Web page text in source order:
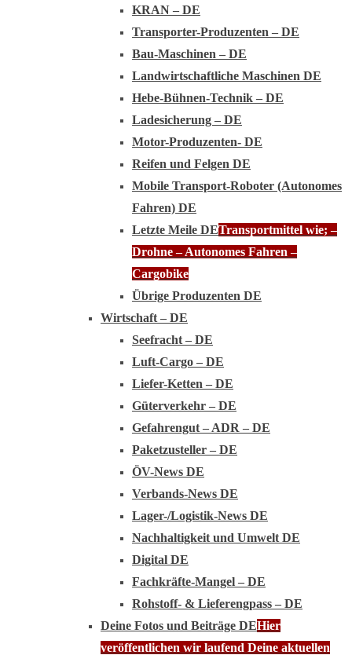
KRAN – DE
Transporter-Produzenten – DE
Bau-Maschinen – DE
Landwirtschaftliche Maschinen DE
Hebe-Bühnen-Technik – DE
Ladesicherung – DE
Motor-Produzenten- DE
Reifen und Felgen DE
Mobile Transport-Roboter (Autonomes
Fahren) DE
Letzte Meile DETransportmittel wie; –
Drohne – Autonomes Fahren –
Cargobike
Übrige Produzenten DE
Wirtschaft – DE
Seefracht – DE
Luft-Cargo – DE
Liefer-Ketten – DE
Güterverkehr – DE
Gefahrengut – ADR – DE
Paketzusteller – DE
ÖV-News DE
Verbands-News DE
Lager-/Logistik-News DE
Nachhaltigkeit und Umwelt DE
Digital DE
Fachkräfte-Mangel – DE
Rohstoff- & Lieferengpass – DE
Deine Fotos und Beiträge DEHier
veröffentlichen wir laufend Deine aktuellen